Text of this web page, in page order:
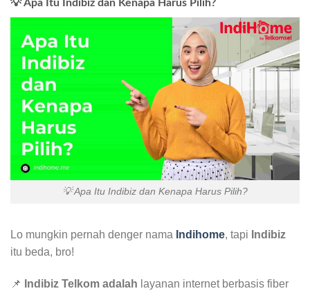
💡 Apa Itu Indibiz dan Kenapa Harus Pilih?
💡 Apa Itu Indibiz dan Kenapa Harus Pilih?
Lo mungkin pernah denger nama Indihome, tapi Indibiz
itu beda, bro!
📌 Indibiz Telkom adalah layanan internet berbasis fiber